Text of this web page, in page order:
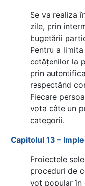
Se va realiza
zile, prin
bugetării
Pentru a
cetățenilor la
prin
respectând
Fiecare
vota câte un
categorii.
Capitolul 13 –
Proiectele
proceduri de
vot popular în